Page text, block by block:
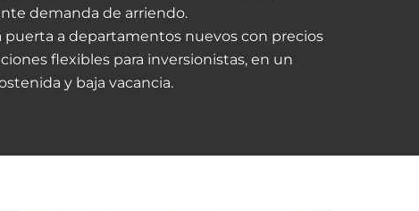
demanda de arriendo.
puerta a departamentos nuevos con precios
flexibles para inversionistas, en un
y baja vacancia.